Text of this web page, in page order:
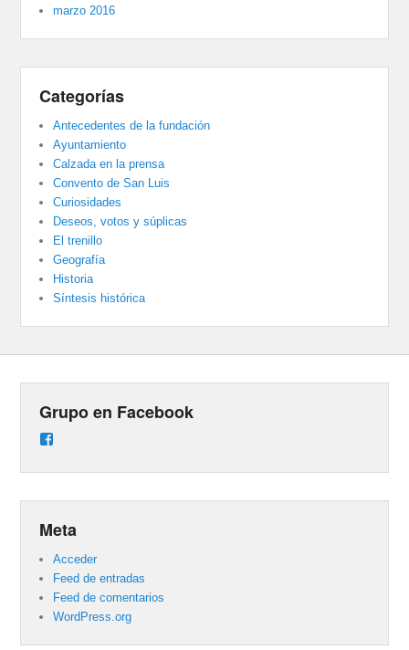
marzo 2016
Categorías
Antecedentes de la fundación
Ayuntamiento
Calzada en la prensa
Convento de San Luis
Curiosidades
Deseos, votos y súplicas
El trenillo
Geografía
Historia
Síntesis histórica
Grupo en Facebook
en
Meta
Acceder
Feed de entradas
Feed de comentarios
WordPress.org